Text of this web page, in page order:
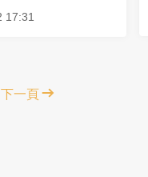
17:31
下一頁